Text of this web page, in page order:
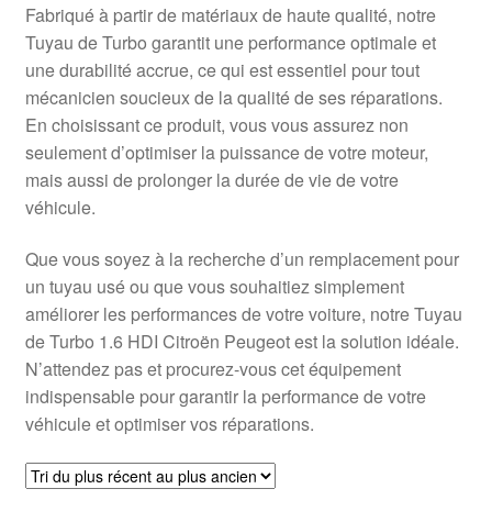
Plainte
Politique de confidentialité
Procédure de Réclamation
Termes et conditions
Fabriqué à partir de matériaux de haute qualité, notre
Tuyau de Turbo garantit une performance optimale et
une durabilité accrue, ce qui est essentiel pour tout
mécanicien soucieux de la qualité de ses réparations.
En choisissant ce produit, vous vous assurez non
seulement d’optimiser la puissance de votre moteur,
mais aussi de prolonger la durée de vie de votre
véhicule.
Que vous soyez à la recherche d’un remplacement pour
un tuyau usé ou que vous souhaitiez simplement
améliorer les performances de votre voiture, notre Tuyau
de Turbo 1.6 HDI Citroën Peugeot est la solution idéale.
N’attendez pas et procurez-vous cet équipement
indispensable pour garantir la performance de votre
véhicule et optimiser vos réparations.